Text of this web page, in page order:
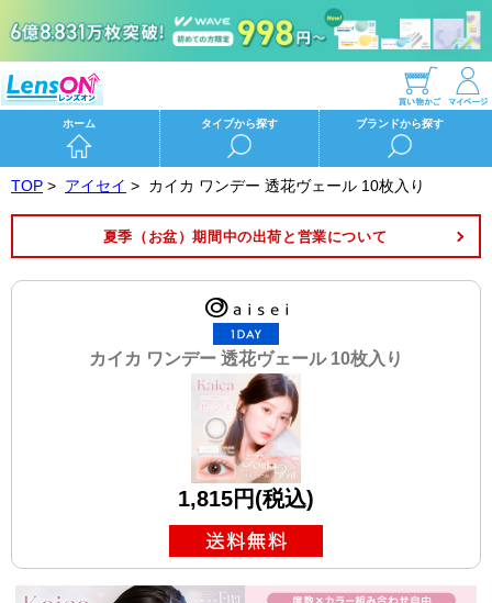
ホーム タイプから探す ブランドから探す
TOP > アイセイ > カイカ ワンデー 透花ヴェール 10枚入り
夏季（お盆）期間中の出荷と営業について
カイカ ワンデー 透花ヴェール 10枚入り
1,815円(税込)